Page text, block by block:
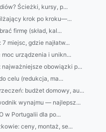
Ścieżki, kursy, p...
krok po kroku—...
firmę (skład, kal...
miejsc, gdzie najłatw...
urządzenia i unikn...
najważniejsze obowiązki p...
celu (redukcja, ma...
budżet domowy, au...
wynajmu — najlepsz...
w Portugalii dla po...
ceny, montaż, se...